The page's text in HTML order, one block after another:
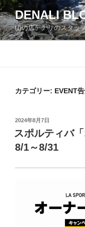
コ
ン
テ
ン
DENALI
山の店デナリのスタッ
カテゴリー: EVENT
投
稿
日:
2024年8月7日
スポルティバ
8/1～8/31